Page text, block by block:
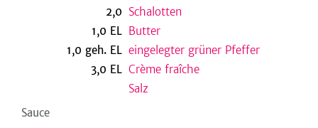
2,0 Schalotten
1,0 EL Butter
1,0 geh. EL eingelegter grüner Pfeffer
3,0 EL Crème fraîche
Salz
Sauce